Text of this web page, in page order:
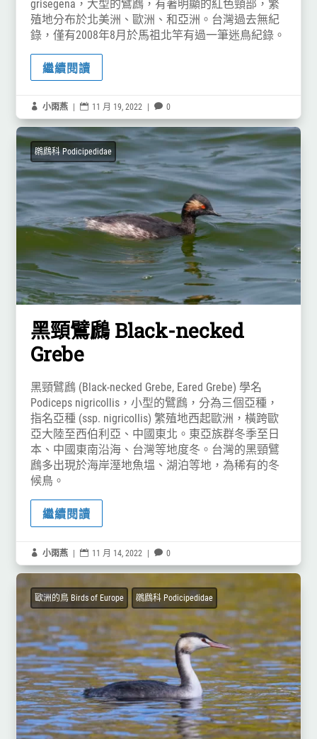
grisegena，大型的鷿鷉，有著明顯的紅色頸部，繁
殖地分布於北美洲、歐洲、和亞洲。台灣過去無紀
錄，僅有2008年8月於馬祖北竿有過一筆迷鳥紀錄。
繼續閱讀
 小雨燕  11 月 19, 2022  0
鸊鷉科 Podicipedidae
黑頸鷿鷉 Black-necked
Grebe
黑頸鷿鷉 (Black-necked Grebe, Eared Grebe) 學名
Podiceps nigricollis，小型的鷿鷉，分為三個亞種，
指名亞種 (ssp. nigricollis) 繁殖地西起歐洲，橫跨歐
亞大陸至西伯利亞、中國東北。東亞族群冬季至日
本、中國東南沿海、台灣等地度冬。台灣的黑頸鷿
鷉多出現於海岸溼地魚塭、湖泊等地，為稀有的冬
候鳥。
繼續閱讀
 小雨燕 |  11 月 14, 2022 |  0
歐洲的鳥 Birds of Europe 鸊鷉科 Podicipedidae